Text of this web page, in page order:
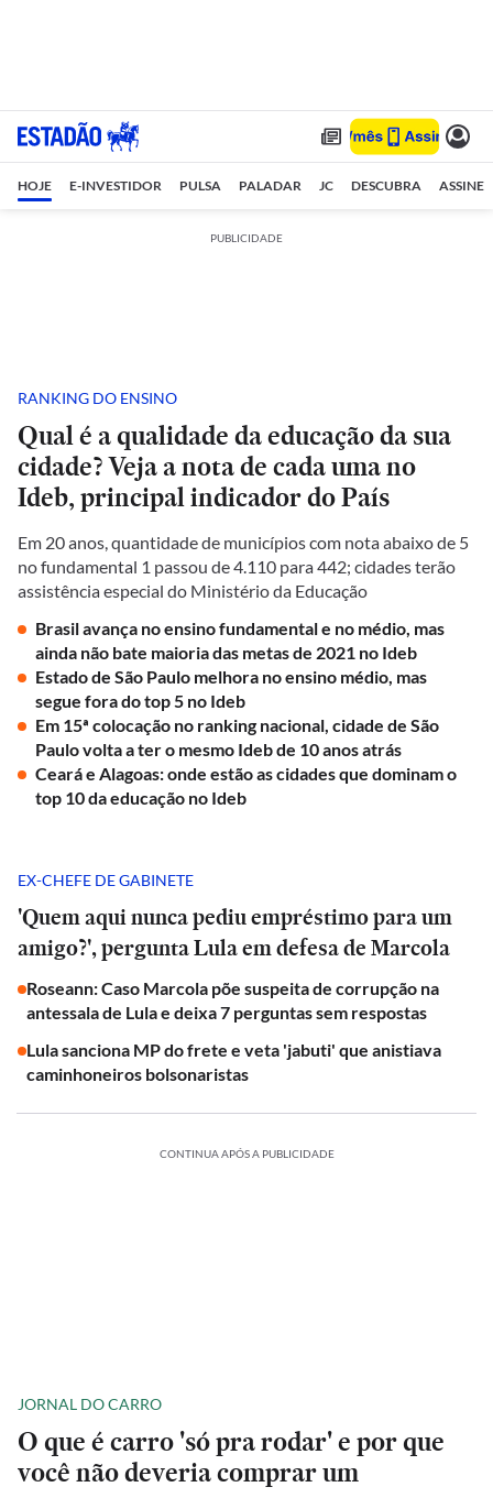
HOJE E-INVESTIDOR PULSA PALADAR JC DESCUBRA ASSINE
PUBLICIDADE
RANKING DO ENSINO
Qual é a qualidade da educação da sua
cidade? Veja a nota de cada uma no
Ideb, principal indicador do País
Em 20 anos, quantidade de municípios com nota abaixo de 5
no fundamental 1 passou de 4.110 para 442; cidades terão
assistência especial do Ministério da Educação
Brasil avança no ensino fundamental e no médio, mas
ainda não bate maioria das metas de 2021 no Ideb
Estado de São Paulo melhora no ensino médio, mas
segue fora do top 5 no Ideb
Em 15ª colocação no ranking nacional, cidade de São
Paulo volta a ter o mesmo Ideb de 10 anos atrás
Ceará e Alagoas: onde estão as cidades que dominam o
top 10 da educação no Ideb
EX-CHEFE DE GABINETE
'Quem aqui nunca pediu empréstimo para um
amigo?', pergunta Lula em defesa de Marcola
Roseann: Caso Marcola põe suspeita de corrupção na
antessala de Lula e deixa 7 perguntas sem respostas
Lula sanciona MP do frete e veta 'jabuti' que anistiava
caminhoneiros bolsonaristas
CONTINUA APÓS A PUBLICIDADE
JORNAL DO CARRO
O que é carro 'só pra rodar' e por que
você não deveria comprar um